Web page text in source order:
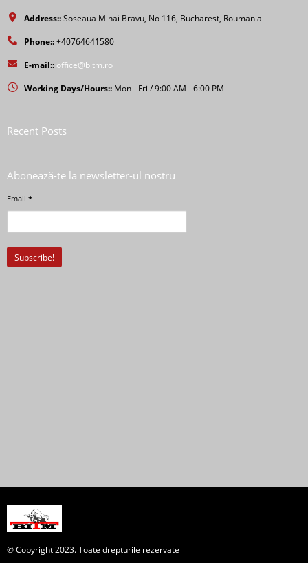
Address::Soseaua Mihai Bravu, No 116, Bucharest, Roumania
Phone::+40764641580
E-mail:: office@bitm.ro
Working Days/Hours:: Mon - Fri / 9:00 AM - 6:00 PM
Recent Posts
Abonează-te la newsletter-ul nostru
Email *
© Copyright 2023. Toate drepturile rezervate